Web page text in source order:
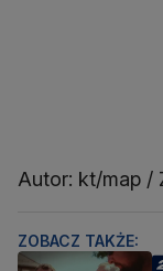
Autor: kt/map /
ZOBACZ TAKŻE: